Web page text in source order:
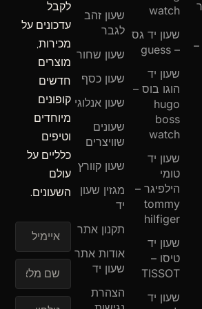
שעון זהב
לגבר
שעון שחור
שעון כסף
שעון אנלוגי
שעונים
שוויצרים
שעון קוורץ
מגזין שעון
יד
תקנון אתר
אודות אתר
שעון יד
הצהרת
watch
שעון יד גס
– guess
שעון יד
הוגו בוס –
hugo
boss
watch
שעון יד
טומי
הילפיגר –
tommy
hilfiger
שעון יד
טיסו –
TISSOT
שעון יד
לקבל
עדכונים על
מכירות,
מוצרים
חדשים
קופונים
מיוחדים
וטיפים
כלליים על
עולם
השעונים.
איימיל